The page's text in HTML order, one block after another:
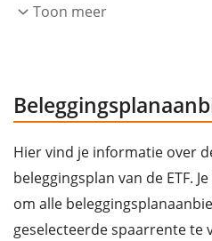
Toon meer
Hier vind je informatie over
beleggingsplan van de ETF.
om alle
geselecteerde spaarrente te